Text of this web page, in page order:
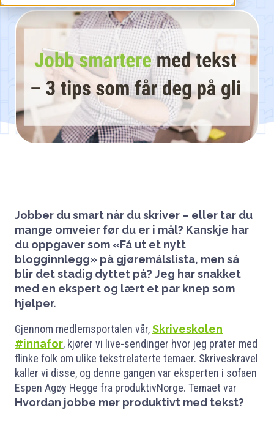
Jobber du smart når du skriver – eller tar du
mange omveier før du er i mål? Kanskje har
du oppgaver som «Få ut et nytt
blogginnlegg» på gjøremålslista, men så
blir det stadig dyttet på? Jeg har snakket
med en ekspert og lært et par knep som
hjelper.
Gjennom medlemsportalen vår,Skriveskolen
#innafor, kjører vi live-sendinger hvor jeg prater med
flinke folk om ulike tekstrelaterte temaer. Skriveskravel
kaller vi disse, og denne gangen var eksperten i sofaen
Espen Agøy Hegge fra produktivNorge. Temaet var
Hvordan jobbe mer produktivt med tekst?